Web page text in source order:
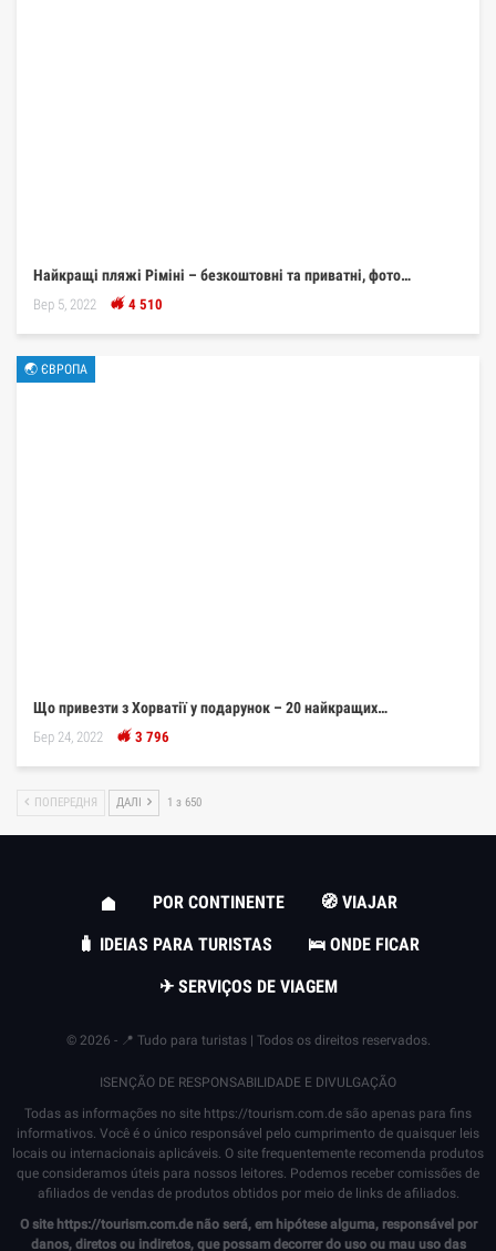
Найкращі пляжі Ріміні – безкоштовні та приватні, фото…
Вер 5, 2022 4 510
🌏 ЄВРОПА
Що привезти з Хорватії у подарунок – 20 найкращих…
Бер 24, 2022 3 796
ПОПЕРЕДНЯ ДАЛІ 1 з 650
POR CONTINENTE
🧭 VIAJAR
🧳 IDEIAS PARA TURISTAS
🛌 ONDE FICAR
✈ SERVIÇOS DE VIAGEM
© 2026 - 📍 Tudo para turistas | Todos os direitos reservados.
ISENÇÃO DE RESPONSABILIDADE E DIVULGAÇÃO
Todas as informações no site https://tourism.com.de são apenas para fins
informativos. Você é o único responsável pelo cumprimento de quaisquer leis
locais ou internacionais aplicáveis. O site frequentemente recomenda produtos
que consideramos úteis para nossos leitores. Podemos receber comissões de
afiliados de vendas de produtos obtidos por meio de links de afiliados.
O site https://tourism.com.denão será, em hipótese alguma, responsável por
danos, diretos ou indiretos, que possam decorrer do uso ou mau uso das